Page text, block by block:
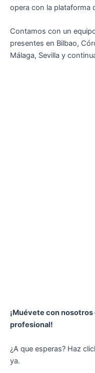
opera con la plataforma
Contamos con un
presentes en Bilbao,
Málaga, Sevilla y
¡Muévete con
profesional!
¿A que esperas? Haz
ya.